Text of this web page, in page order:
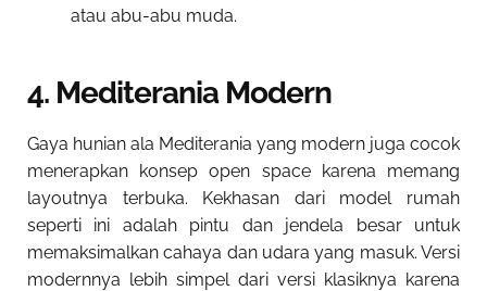
atau abu-abu muda.
4. Mediterania Modern
Gaya hunian ala Mediterania yang modern juga cocok
menerapkan konsep open space karena memang
layoutnya terbuka. Kekhasan dari model rumah
seperti ini adalah pintu dan jendela besar untuk
memaksimalkan cahaya dan udara yang masuk. Versi
modernnya lebih simpel dari versi klasiknya karena